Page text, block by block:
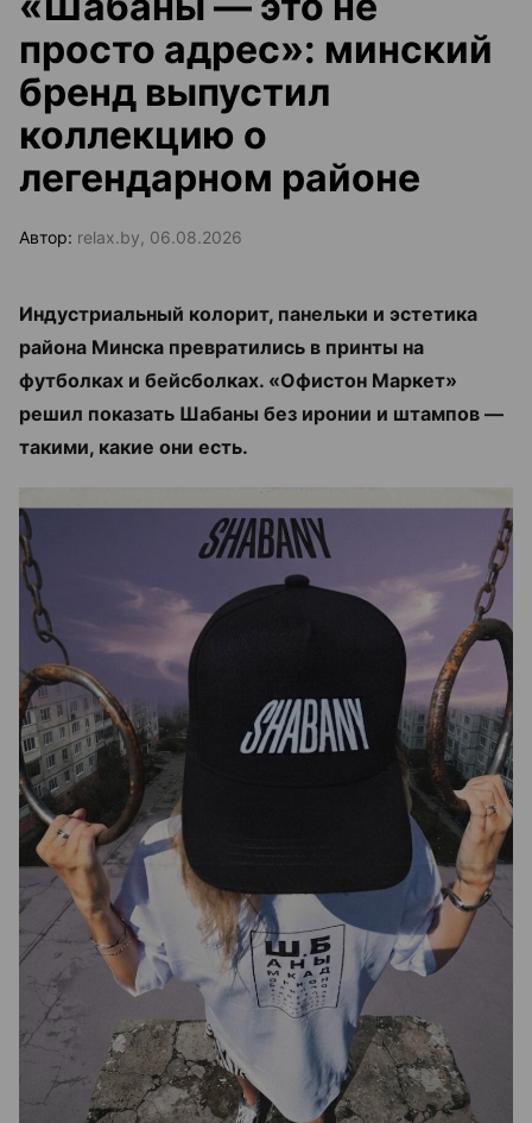
просто адрес»: минский
бренд выпустил
коллекцию о
легендарном районе
Автор: relax.by, 06.08.2026
Индустриальный колорит, панельки и эстетика
района Минска превратились в принты на
футболках и бейсболках. «Офистон Маркет»
решил показать Шабаны без иронии и штампов —
такими, какие они есть.